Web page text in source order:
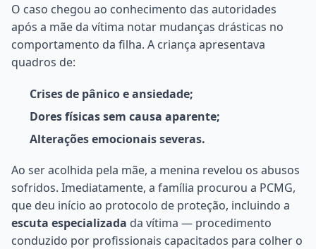
O caso chegou ao conhecimento das autoridades
após a mãe da vítima notar mudanças drásticas no
comportamento da filha. A criança apresentava
quadros de:
Crises de pânico e ansiedade;
Dores físicas sem causa aparente;
Alterações emocionais severas.
Ao ser acolhida pela mãe, a menina revelou os abusos
sofridos. Imediatamente, a família procurou a PCMG,
que deu início ao protocolo de proteção, incluindo a
escuta especializada da vítima — procedimento
conduzido por profissionais capacitados para colher o